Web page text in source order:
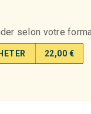
selon votre
22,00 €